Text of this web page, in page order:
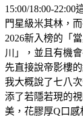
15:00/18:00-22:00
門星級米其林，
2026新入榜的「
川」，並且有機
先直接說帝影樓
我大概說了七八
添了若隱若現的
美，花膠厚Q口